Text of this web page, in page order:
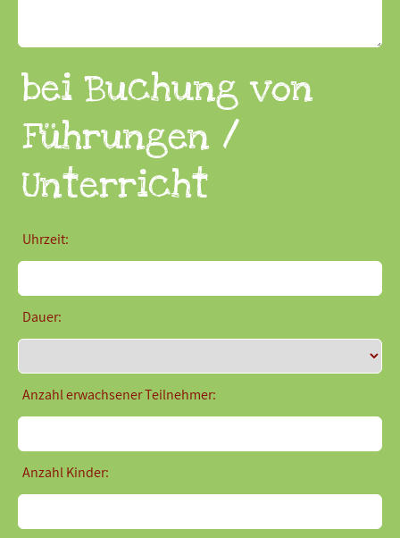
bei Buchung von
Führungen /
Unterricht
Uhrzeit:
Dauer:
Anzahl erwachsener Teilnehmer:
Anzahl Kinder: